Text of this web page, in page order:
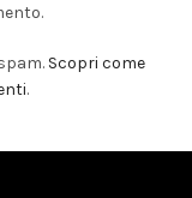
Scopri come
.